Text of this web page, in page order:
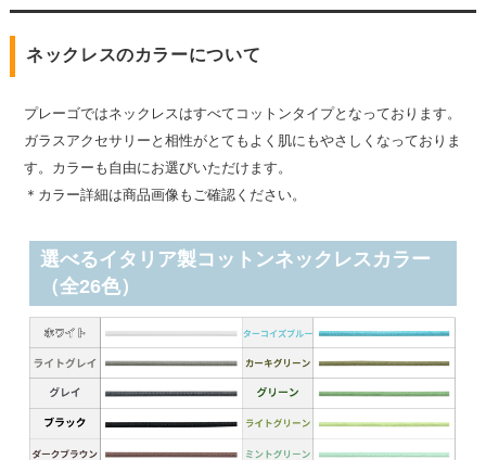
ネックレスのカラーについて
プレーゴではネックレスはすべてコットンタイプとなっております。
ガラスアクセサリーと相性がとてもよく肌にもやさしくなっておりま
す。カラーも自由にお選びいただけます。
＊カラー詳細は商品画像もご確認ください。
選べるイタリア製コットンネックレスカラー
（全26色）